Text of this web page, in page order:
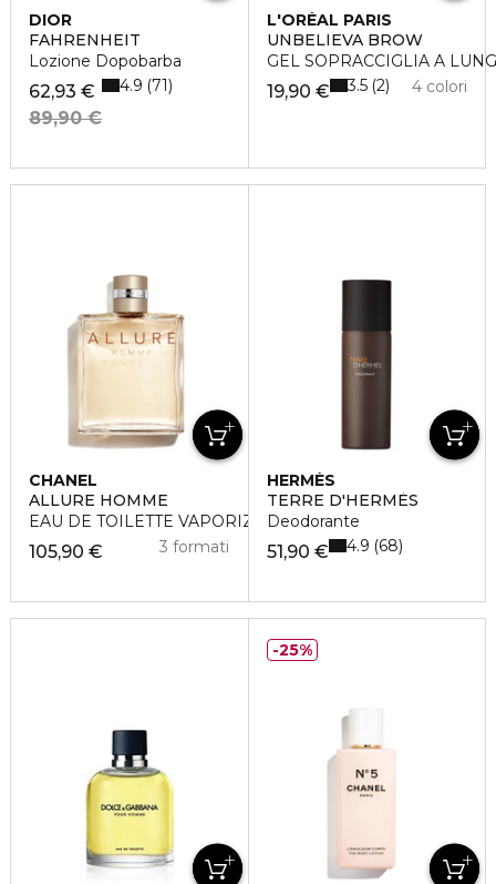
DIOR
FAHRENHEIT
Lozione Dopobarba
62,93 €
89,90 €
4.9 71
L'ORÉAL PARIS
UNBELIEVA BROW
GEL SOPRACCIGLIA A
19,90 € 4 colori
3.5 2
CHANEL
ALLURE HOMME
EAU DE TOILETTE VAPORIZZATORE
105,90 € 3 formati
HERMÈS
TERRE D'HERMÈS
Deodorante
51,90 € 4.9 68
25%